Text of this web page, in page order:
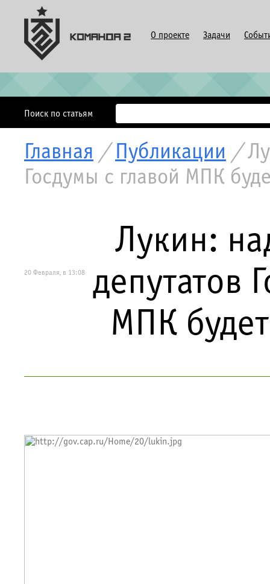
О проекте Задачи
Поиск по статьям
Главная / Публикации /
Госдумы с главой МПК
20 Февраля, в 13:08
Лукин:
депутатов
МПК